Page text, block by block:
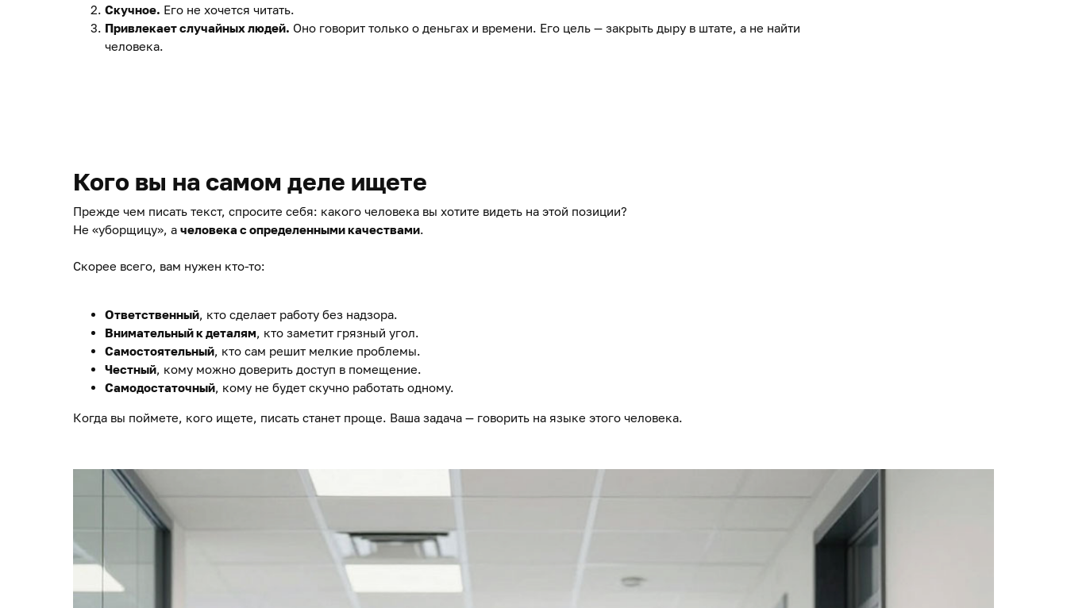
Скучное. Его не хочется читать.
Привлекает случайных людей. Оно говорит только о деньгах и времени. Его цель — закрыть дыру в штате, а не найти
человека.
Кого вы на самом деле ищете
Прежде чем писать текст, спросите себя: какого человека вы хотите видеть на этой позиции?
Не «уборщицу», а человека с определенными качествами.
Скорее всего, вам нужен кто-то:
Ответственный, кто сделает работу без надзора.
Внимательный к деталям, кто заметит грязный угол.
Самостоятельный, кто сам решит мелкие проблемы.
Честный, кому можно доверить доступ в помещение.
Самодостаточный, кому не будет скучно работать одному.
Когда вы поймете, кого ищете, писать станет проще. Ваша задача — говорить на языке этого человека.